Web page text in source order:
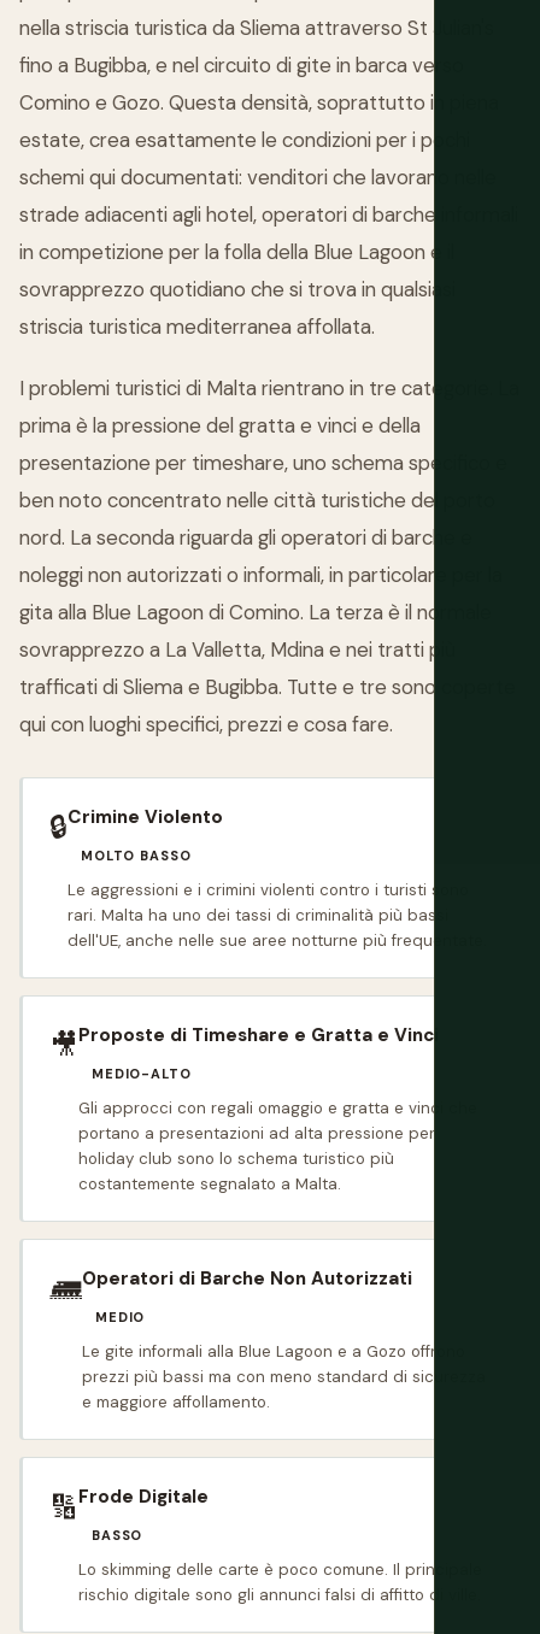
nella striscia turistica da Sliema attraverso St Julian's
fino a Bugibba, e nel circuito di gite in barca verso
Comino e Gozo. Questa densità, soprattutto in piena
estate, crea esattamente le condizioni per i pochi
schemi qui documentati: venditori che lavorano nelle
strade adiacenti agli hotel, operatori di barche informali
in competizione per la folla della Blue Lagoon e il
sovrapprezzo quotidiano che si trova in qualsiasi
striscia turistica mediterranea affollata.
I problemi turistici di Malta rientrano in tre categorie. La
prima è la pressione del gratta e vinci e della
presentazione per timeshare, uno schema specifico e
ben noto concentrato nelle città turistiche del porto
nord. La seconda riguarda gli operatori di barche e
noleggi non autorizzati o informali, in particolare per la
gita alla Blue Lagoon di Comino. La terza è il normale
sovrapprezzo a La Valletta, Mdina e nei tratti più
trafficati di Sliema e Bugibba. Tutte e tre sono coperte
qui con luoghi specifici, prezzi e cosa fare.
🔒Crimine Violento
MOLTO BASSO
Le aggressioni e i crimini violenti contro i turisti sono
rari. Malta ha uno dei tassi di criminalità più bassi
dell'UE, anche nelle sue aree notturne più frequentate.
🎥 Proposte di Timeshare e Gratta e Vinci
MEDIO-ALTO
Gli approcci con regali omaggio e gratta e vinci che
portano a presentazioni ad alta pressione per
holiday club sono lo schema turistico più
costantemente segnalato a Malta.
🛲Operatori di Barche Non Autorizzati
MEDIO
Le gite informali alla Blue Lagoon e a Gozo offrono
prezzi più bassi ma con meno standard di sicurezza
e maggiore affollamento.
🔢 Frode Digitale
BASSO
Lo skimming delle carte è poco comune. Il principale
rischio digitale sono gli annunci falsi di affitto di ville.